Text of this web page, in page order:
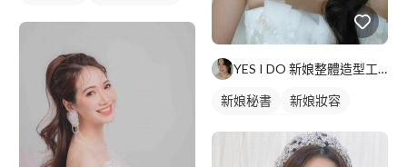
YES I DO 新娘整體造型工作室
新娘秘書
新娘妝容
妝髮造型服務